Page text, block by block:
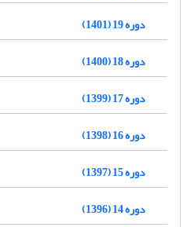
دوره 19 (1401)
دوره 18 (1400)
دوره 17 (1399)
دوره 16 (1398)
دوره 15 (1397)
دوره 14 (1396)